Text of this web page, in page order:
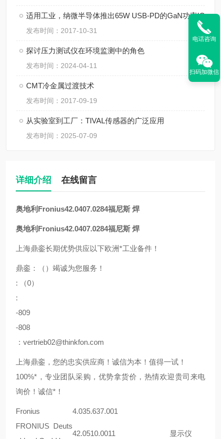
适用工业，纳微半导体推出65W USB-PD的GaN功率IC
发布时间：2017-10-31
探讨压力测试仪在环境监测中的角色
发布时间：2024-04-11
CMT冷金属过渡技术
发布时间：2017-09-19
从实验室到工厂：TIVAL传感器的广泛应用
发布时间：2025-07-09
详细介绍 在线留言
奥地利Fronius42.0407.0284福尼斯 焊
奥地利Fronius42.0407.0284福尼斯 焊
上海鼎銮长期优势供应以下欧洲*工业备件！
鼎銮：（）竭诚为您服务！
: （0）
:
-809
-808
：vertrieb02@thinkfon.com
上海鼎銮，您的忠实供应商！诚信为本！值得一试！
100%*，专业团队采购，优势拿货价，热情欢迎贵司来电
询价！诚信*！
Fronius
4.035.637.001
FRONIUS Deuts
42.0510.0011 显示仪
电话咨询
扫码加微信